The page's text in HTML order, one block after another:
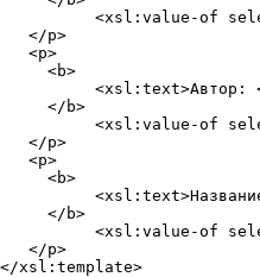
<xsl:value-of
   </p>
   <p>
     <b>
<xsl:text>Автор:
     </b>
<xsl:value-of
   </p>
   <p>
     <b>
     </b>
<xsl:value-of
   </p>
</xsl:template>